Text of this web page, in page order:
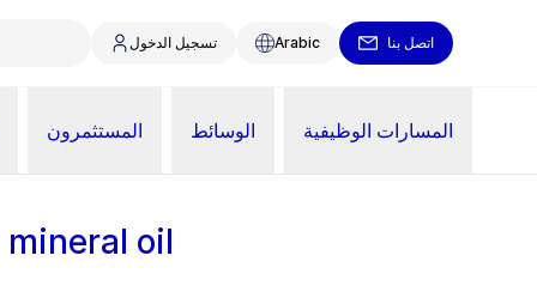
تسجيل الدخول Arabic اتصل بنا
المستثمرون الوسائط المسارات الوظيفية
oil